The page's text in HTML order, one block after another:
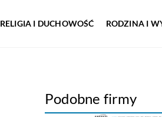
RELIGIA I DUCHOWOŚĆ RODZINA I
Podobne firmy